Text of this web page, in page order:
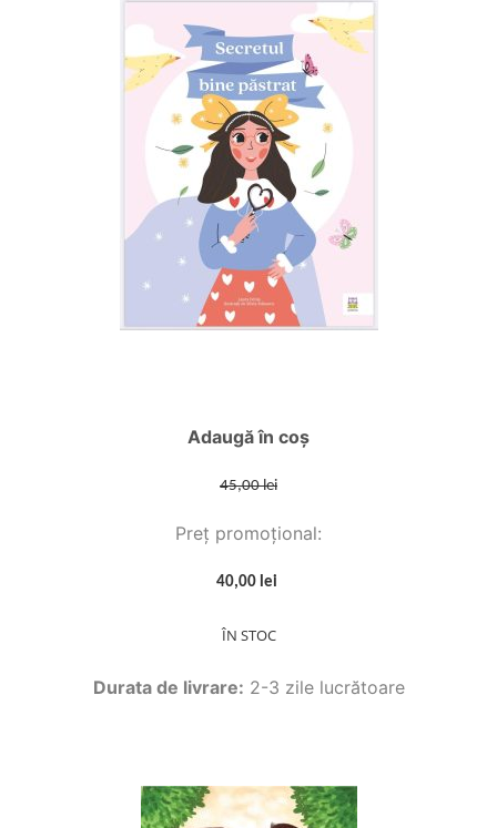
Adaugă în coș
45,00 lei
Preț promoțional:
40,00 lei
ÎN STOC
Durata de livrare: 2-3 zile lucrătoare